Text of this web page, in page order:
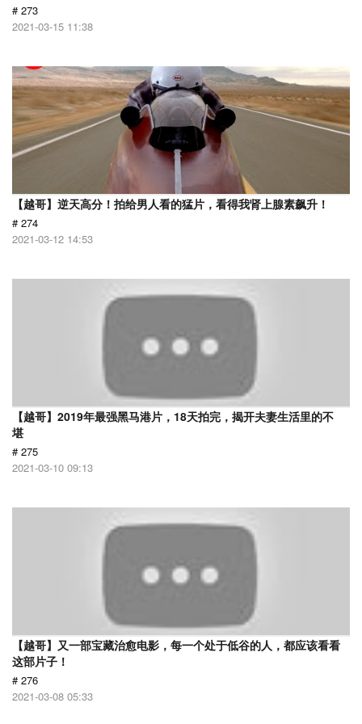
# 273
2021-03-15 11:38
【越哥】逆天高分！拍给男人看的猛片，看得我肾上腺素飙升！
# 274
2021-03-12 14:53
【越哥】2019年最强黑马港片，18天拍完，揭开夫妻生活里的不
堪
# 275
2021-03-10 09:13
【越哥】又一部宝藏治愈电影，每一个处于低谷的人，都应该看看
这部片子！
# 276
2021-03-08 05:33